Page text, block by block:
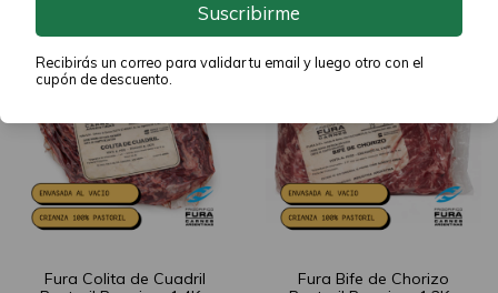
30%
OFF
Fura Colita de Cuadril
30 %
OFF
Fura Bife de Chorizo
Suscribirme
Recibirás un correo para validar tu email y luego otro con el
cupón de descuento.